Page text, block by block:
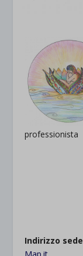
professionista
Indirizzo sede